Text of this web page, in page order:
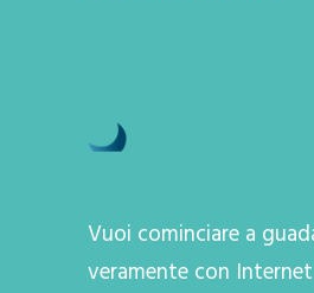
Vuoi cominciare a
veramente con Internet